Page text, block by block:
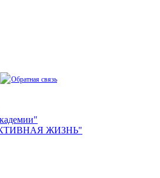
Обратная связь
ЖИЗНЬ"